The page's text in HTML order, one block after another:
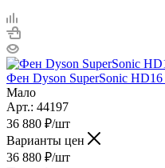
Фен Dyson SuperSonic HD16
Мало
Арт.: 44197
36 880 ₽/шт
Варианты цен
36 880 ₽/шт